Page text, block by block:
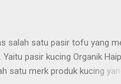
salah satu pasir tofu yang
pasir kucing Organik
satu merk produk kucing